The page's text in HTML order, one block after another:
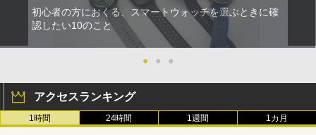
初心者の方におくる、スマートウォッチを選ぶときに確
認したい10のこと
● ● ●
アクセスランキング
1時間 24時間 1週間 1カ月